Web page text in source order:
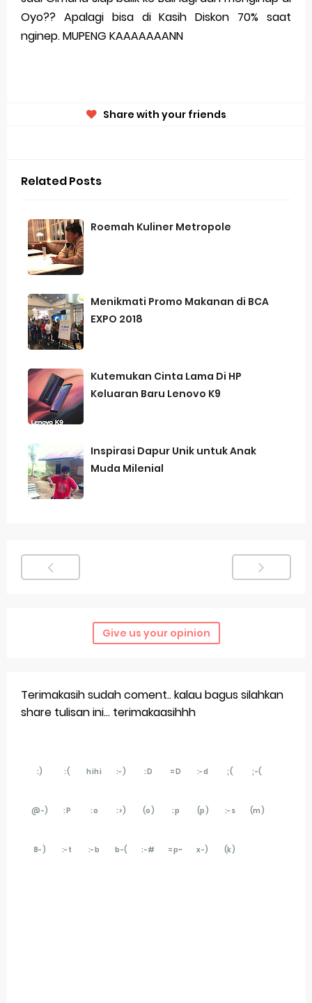
Oyo?? Apalagi bisa di Kasih Diskon 70% saat
nginep. MUPENG KAAAAAAANN
Share with your friends
Related Posts
Roemah Kuliner Metropole
Menikmati Promo Makanan di BCA
EXPO 2018
Kutemukan Cinta Lama Di HP
Keluaran Baru Lenovo K9
Inspirasi Dapur Unik untuk Anak
Muda Milenial
Give us your opinion
Terimakasih sudah coment.. kalau bagus silahkan
share tulisan ini... terimakaasihhh
:) :( hihi :-) :D =D :-d ;( ;-(
@-) :P :o :>) (o) :p (p) :-s (m)
8-) :-t :-b b-( :-# =p~ x-) (k)